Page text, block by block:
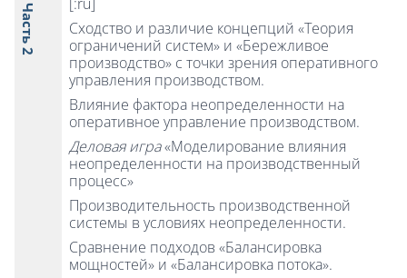
Часть 2
Сходство и различие концепций «Теория
ограничений систем» и «Бережливое
производство» с точки зрения оперативного
управления производством.
Влияние фактора неопределенности на
оперативное управление производством.
Деловая игра«Моделирование влияния
неопределенности на производственный
процесс»
Производительность производственной
системы в условиях неопределенности.
Сравнение подходов «Балансировка
мощностей» и «Балансировка потока».